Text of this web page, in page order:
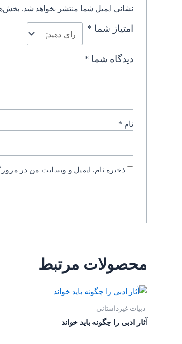
نشانی ایمیل شما منتشر نخواهد شد.
امتیاز شما *
دیدگاه شما *
نام *
ذخیره نام، ایمیل و وبسایت من در
محصولات مرتبط
ادبیات غیرداستانی
آثار ادبی را چگونه باید خواند